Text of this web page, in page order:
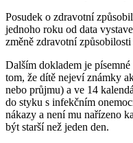
Posudek o zdravotní
jednoho roku od data
změně zdravotní způsobilosti
Dalším dokladem je
tom, že dítě nejeví známky
nebo průjmu) a ve 14
do styku s infekčním
nákazy a není mu nařízeno
být starší než jeden den.